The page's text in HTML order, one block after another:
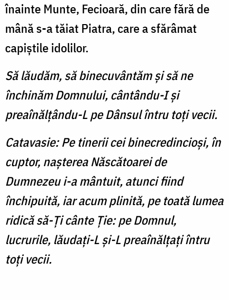
înainte Munte, Fecioară, din care fără de
mână s-a tăiat Piatra, care a sfărâmat
capiştile idolilor.
Să lăudăm, să binecuvântăm şi să ne
închinăm Domnului, cântându-I şi
preaînălţându-L pe Dânsul întru toţi vecii.
Catavasie: Pe tinerii cei binecredincioşi, în
cuptor, naşterea Născătoarei de
Dumnezeu i-a mântuit, atunci fiind
închipuită, iar acum plinită, pe toată lumea
ridică să-Ţi cânte Ţie: pe Domnul,
lucrurile, lăudaţi-L şi-L preaînălţaţi întru
toţi vecii.